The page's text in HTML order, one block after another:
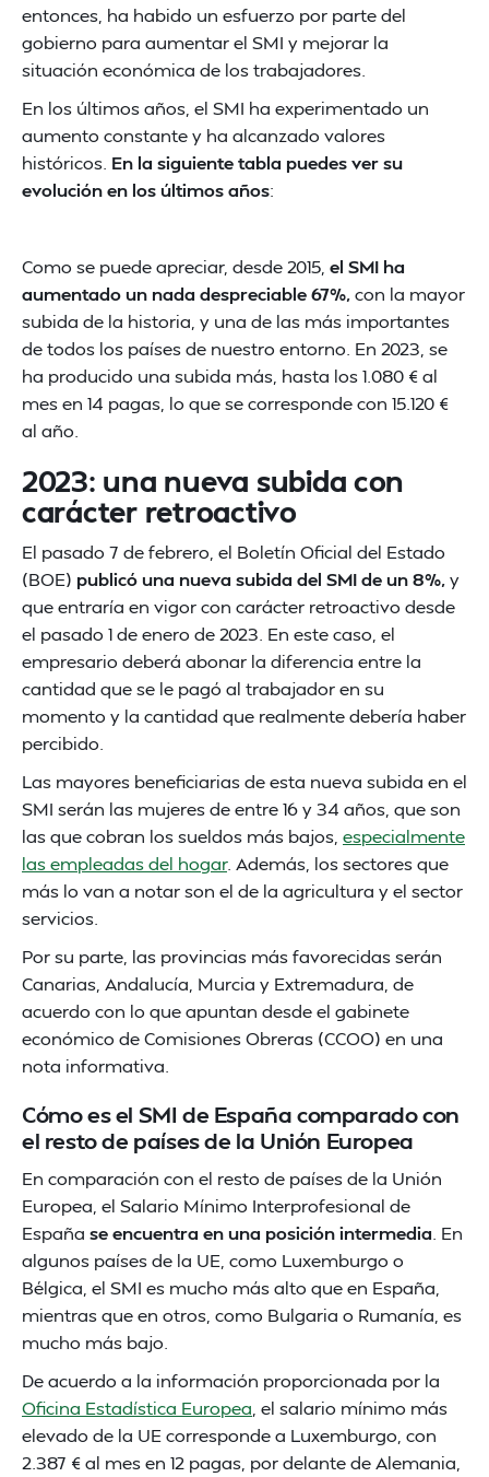
entonces, ha habido un esfuerzo por parte del
gobierno para aumentar el SMI y mejorar la
situación económica de los trabajadores.
En los últimos años, el SMI ha experimentado un
aumento constante y ha alcanzado valores
históricos. En la siguiente tabla puedes ver su
evolución en los últimos años:
Como se puede apreciar, desde 2015, el SMI ha
aumentado un nada despreciable 67%,con la mayor
subida de la historia, y una de las más importantes
de todos los países de nuestro entorno. En 2023, se
ha producido una subida más, hasta los 1.080 € al
mes en 14 pagas, lo que se corresponde con 15.120 €
al año.
2023: una nueva subida con
carácter retroactivo
El pasado 7 de febrero, el Boletín Oficial del Estado
(BOE) publicó una nueva subida del SMI de un 8%,y
que entraría en vigor con carácter retroactivo desde
el pasado 1 de enero de 2023. En este caso, el
empresario deberá abonar la diferencia entre la
cantidad que se le pagó al trabajador en su
momento y la cantidad que realmente debería haber
percibido.
Las mayores beneficiarias de esta nueva subida en el
SMI serán las mujeres de entre 16 y 34 años, que son
las que cobran los sueldos más bajos, especialmente
las empleadas del hogar. Además, los sectores que
más lo van a notar son el de la agricultura y el sector
servicios.
Por su parte, las provincias más favorecidas serán
Canarias, Andalucía, Murcia y Extremadura, de
acuerdo con lo que apuntan desde el gabinete
económico de Comisiones Obreras (CCOO) en una
nota informativa.
Cómo es el SMI de España comparado con
el resto de países de la Unión Europea
En comparación con el resto de países de la Unión
Europea, el Salario Mínimo Interprofesional de
España se encuentra en una posición intermedia . En
algunos países de la UE, como Luxemburgo o
Bélgica, el SMI es mucho más alto que en España,
mientras que en otros, como Bulgaria o Rumanía, es
mucho más bajo.
De acuerdo a la información proporcionada por la
Oficina Estadística Europea , el salario mínimo más
elevado de la UE corresponde a Luxemburgo, con
2.387 € al mes en 12 pagas, por delante de Alemania,